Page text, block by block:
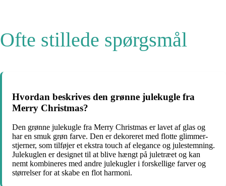
Ofte stillede spørgsmål
Hvordan beskrives den grønne julekugle fra
Merry Christmas?
Den grønne julekugle fra Merry Christmas er lavet af glas og
har en smuk grøn farve. Den er dekoreret med flotte glimmer-
stjerner, som tilføjer et ekstra touch af elegance og julestemning.
Julekuglen er designet til at blive hængt på juletræet og kan
nemt kombineres med andre julekugler i forskellige farver og
størrelser for at skabe en flot harmoni.